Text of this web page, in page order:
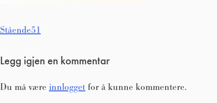
Innleggsnavigasjon
Stående51
Legg igjen en kommentar
Du må være innlogget for å kunne kommentere.